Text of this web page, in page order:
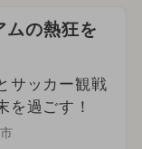
の熱狂を
サッカー観戦
を過ごす！